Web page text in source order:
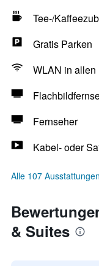
Tee-/
Gratis Parken
WLAN in allen
Fernseher
Kabel- oder
Alle 107
& Suites